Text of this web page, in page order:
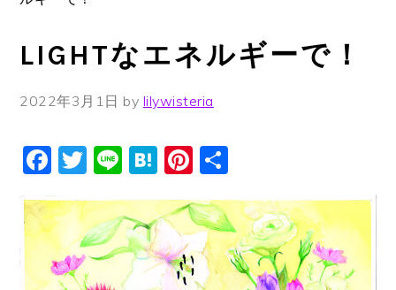
LIGHTなエネルギーで！
2022年3月1日 by lilywisteria
Facebook
Twitter
LineHatena
Pinterest